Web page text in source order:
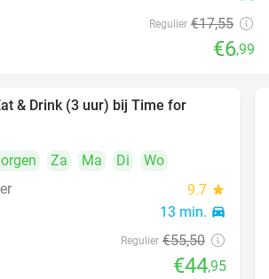
Regulier €17,55
€6,99
& Drink (3 uur) bij Time for
Za Ma Di
Wo
9.7 star
13 min. directions_car
Regulier €55,50
€44,95